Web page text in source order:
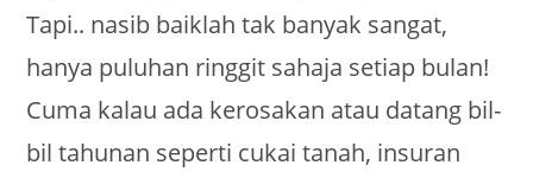
Tapi.. nasib baiklah tak banyak sangat,
hanya puluhan ringgit sahaja setiap bulan!
Cuma kalau ada kerosakan atau datang bil-
bil tahunan seperti cukai tanah, insuran